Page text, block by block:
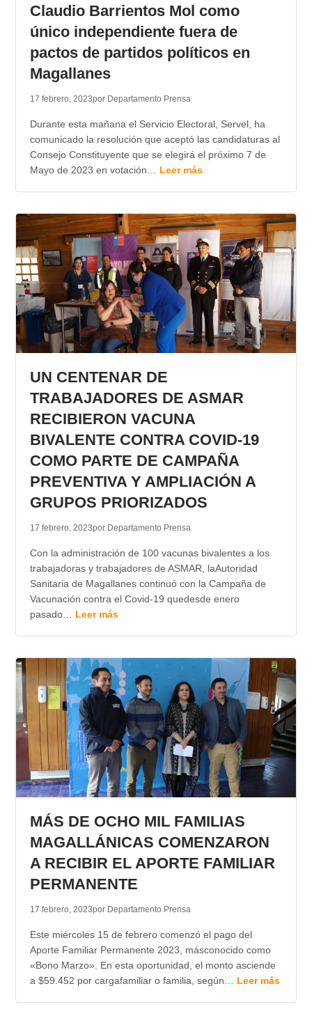
Claudio Barrientos Mol como
único independiente fuera de
pactos de partidos políticos en
Magallanes
17 febrero, 2023por Departamento Prensa
Durante esta mañana el Servicio Electoral, Servel, ha
comunicado la resolución que aceptó las candidaturas al
Consejo Constituyente que se elegirá el próximo 7 de
Mayo de 2023 en votación… Leer más
UN CENTENAR DE
TRABAJADORES DE ASMAR
RECIBIERON VACUNA
BIVALENTE CONTRA COVID-19
COMO PARTE DE CAMPAÑA
PREVENTIVA Y AMPLIACIÓN A
GRUPOS PRIORIZADOS
17 febrero, 2023por Departamento Prensa
Con la administración de 100 vacunas bivalentes a los
trabajadoras y trabajadores de ASMAR, laAutoridad
Sanitaria de Magallanes continuó con la Campaña de
Vacunación contra el Covid-19 quedesde enero
pasado… Leer más
MÁS DE OCHO MIL FAMILIAS
MAGALLÁNICAS COMENZARON
A RECIBIR EL APORTE FAMILIAR
PERMANENTE
17 febrero, 2023por Departamento Prensa
Este miércoles 15 de febrero comenzó el pago del
Aporte Familiar Permanente 2023, másconocido como
«Bono Marzo». En esta oportunidad, el monto asciende
a $59.452 por cargafamiliar o familia, según… Leer más